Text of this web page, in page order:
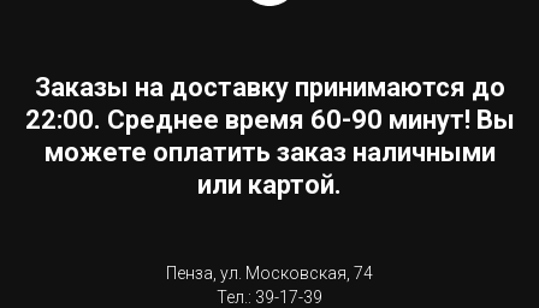
Заказы на доставку принимаются до
22:00. Среднее время 60-90 минут! Вы
можете оплатить заказ наличными
или картой.
Пенза, ул. Московская, 74
Тел.: 39-17-39